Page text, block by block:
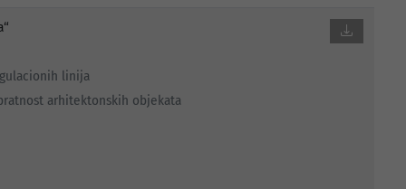
linija
arhitektonskih objekata